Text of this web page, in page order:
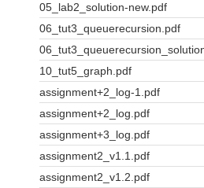
05_lab2_solution-new.pdf
06_tut3_queuerecursion.pdf
10_tut5_graph.pdf
assignment+2_log-1.pdf
assignment+2_log.pdf
assignment+3_log.pdf
assignment2_v1.1.pdf
assignment2_v1.2.pdf